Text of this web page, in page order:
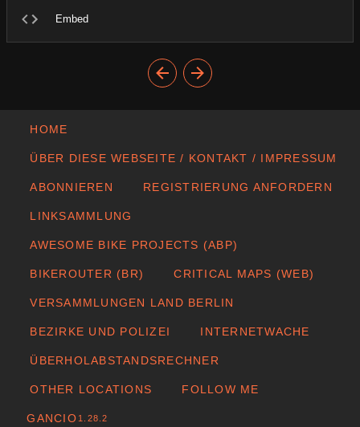
Embed
HOME
ÜBER DIESE WEBSEITE / KONTAKT / IMPRESSUM
ABONNIEREN REGISTRIERUNG ANFORDERN
LINKSAMMLUNG
AWESOME BIKE PROJECTS (ABP)
BIKEROUTER (BR) CRITICAL MAPS (WEB)
VERSAMMLUNGEN LAND BERLIN
BEZIRKE UND POLIZEI INTERNETWACHE
ÜBERHOLABSTANDSRECHNER
OTHER LOCATIONS FOLLOW ME
GANCIO 1.28.2